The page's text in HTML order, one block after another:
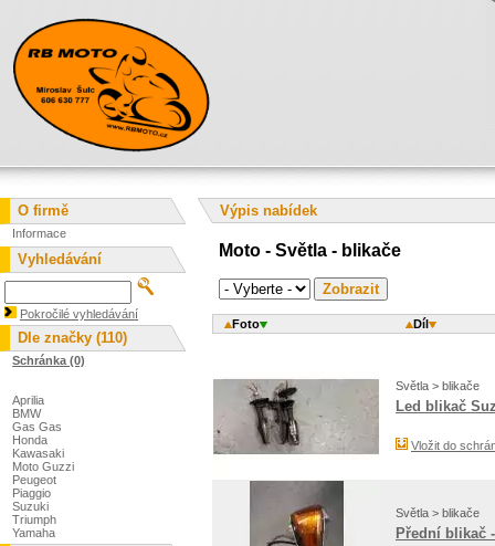
Výpis nabídek
Moto - Světla - blikače
Foto Díl
Světla > blikače
Led blikač
Vložit do
Světla > blikače
Přední blikač
O firmě
Informace
Vyhledávání
Pokročilé vyhledávání
Dle značky (110)
Schránka (0)
Aprilia
BMW
Gas Gas
Honda
Kawasaki
Moto Guzzi
Peugeot
Piaggio
Suzuki
Triumph
Yamaha